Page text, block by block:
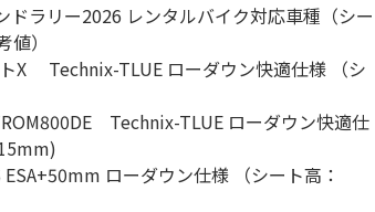
ラリー2026 レンタルバイク対応車種（シー
）
トX Technix-TLUE ローダウン快適仕様 （シ
Technix-TLUE ローダウン快適仕
ローダウン仕様 （シート高：